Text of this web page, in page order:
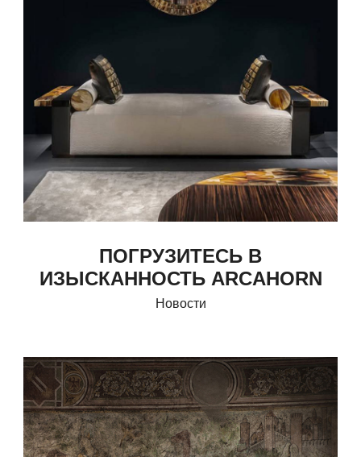
ПОГРУЗИТЕСЬ В
ИЗЫСКАННОСТЬ ARCAHORN
Новости